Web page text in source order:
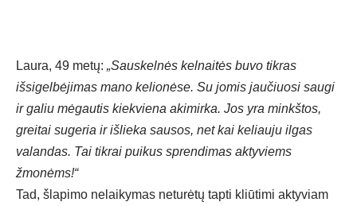
Laura, 49 metų: „Sauskelnės kelnaitės buvo tikras
išsigelbėjimas mano kelionėse. Su jomis jaučiuosi saugi
ir galiu mėgautis kiekviena akimirka. Jos yra minkštos,
greitai sugeria ir išlieka sausos, net kai keliauju ilgas
valandas. Tai tikrai puikus sprendimas aktyviems
žmonėms!“
Tad, šlapimo nelaikymas neturėtų tapti kliūtimi aktyviam